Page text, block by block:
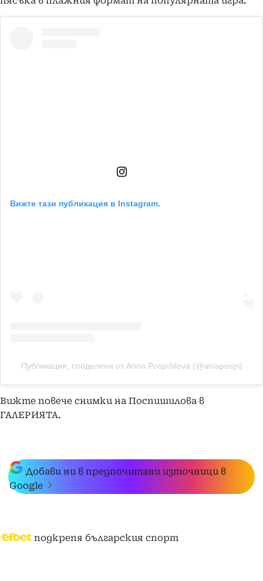
Вижте тази публикация в Instagram.
Публикация, споделена от Anna Pospíšilová (@aniapospi)
Вижте повече снимки на Поспишилова в
ГАЛЕРИЯТА.
Добави ни в предпочитани източници в
Google
подкрепя българския спорт